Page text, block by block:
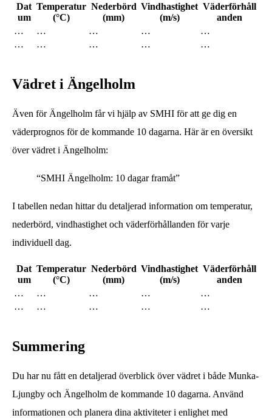
Dat
um
Temperatur
(°C)
Nederbörd
(mm)
Vindhastighet
(m/s)
Väderförhåll
anden
…
… … …
…
…
… … … …
Vädret i Ängelholm
Även för Ängelholm får vi hjälp av SMHI för att ge dig en
väderprognos för de kommande 10 dagarna. Här är en översikt
över vädret i Ängelholm:
“SMHI Ängelholm: 10 dagar framåt”
I tabellen nedan hittar du detaljerad information om temperatur,
nederbörd, vindhastighet och väderförhållanden för varje
individuell dag.
Dat
um
Temperatur
(°C)
Nederbörd
(mm)
Vindhastighet
(m/s)
Väderförhåll
anden
…
… … …
…
…
… … … …
Summering
Du har nu fått en detaljerad överblick över vädret i både Munka-
Ljungby och Ängelholm de kommande 10 dagarna. Använd
informationen och planera dina aktiviteter i enlighet med